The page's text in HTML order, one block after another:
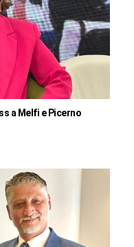
a Melfi e Picerno